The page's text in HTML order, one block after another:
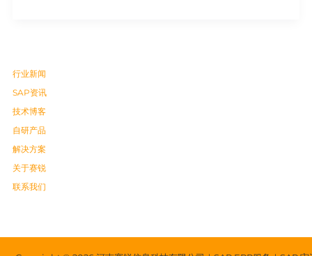
行业新闻
SAP资讯
技术博客
自研产品
解决方案
关于赛锐
联系我们